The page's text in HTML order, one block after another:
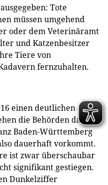
Tote
müssen umgehend
oder dem Veterinäramt
und Katzenbesitzer
Tiere von
fernzuhalten.
einen deutlichen
die Behörden davon
Baden-Württemberg
dauerhaft vorkommt.
ist zwar überschaubar
signifikant gestiegen.
Dunkelziffer